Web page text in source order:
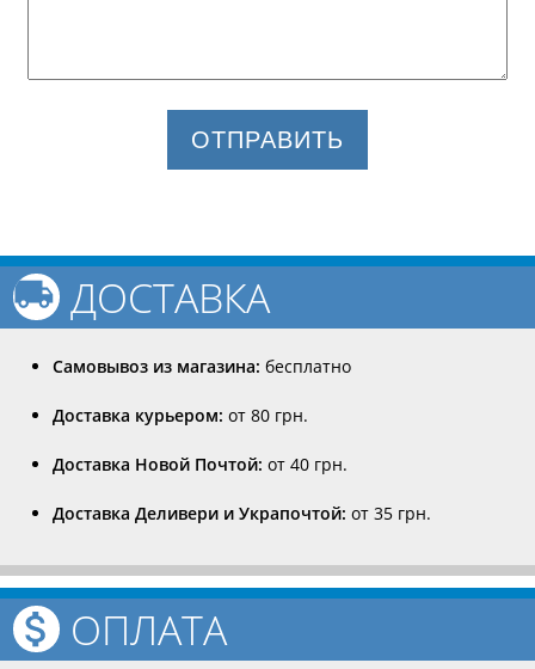
ОТПРАВИТЬ
ДОСТАВКА
Самовывоз из магазина: бесплатно
Доставка курьером: от 80 грн.
Доставка Новой Почтой: от 40 грн.
Доставка Деливери и Украпочтой: от 35 грн.
ОПЛАТА